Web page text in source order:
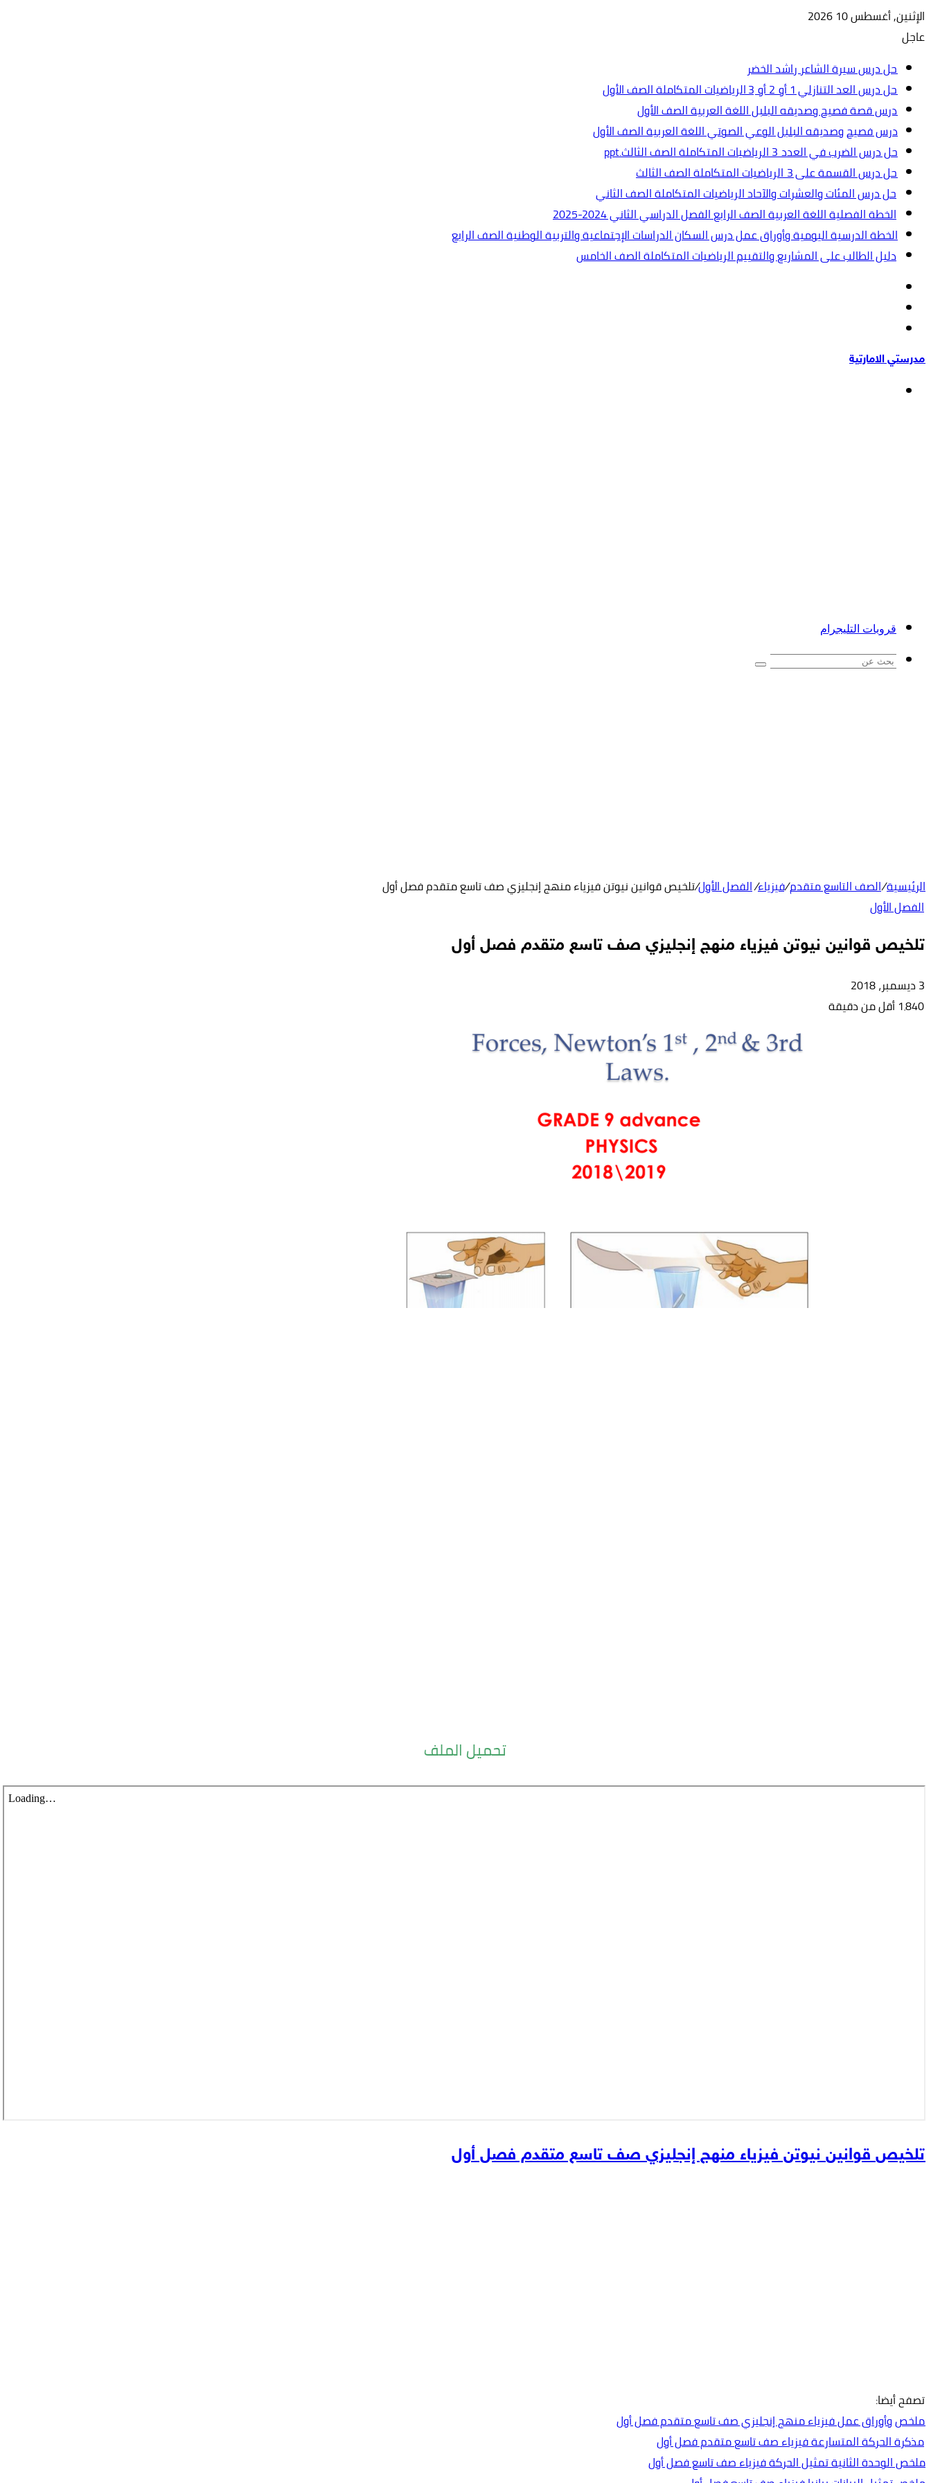
الإثنين, أغسطس 10 2026
عاجل
حل درس سيرة الشاعر راشد الخضر
حل درس العد التنازلي 1 أو 2 أو 3 الرياضيات المتكاملة الصف الأول
درس قصة فصيح وصديقه البلبل اللغة العربية الصف الأول
درس فصيح وصديقه البلبل الوعي الصوتي اللغة العربية الصف الأول
حل درس الضرب في العدد 3 الرياضيات المتكاملة الصف الثالث.ppt
حل درس القسمة على 3 الرياضيات المتكاملة الصف الثالث
حل درس المئات والعشرات والآحاد الرياضيات المتكاملة الصف الثاني
الخطة الفصلية اللغة العربية الصف الرابع الفصل الدراسي الثاني 2024-2025
الخطة الدرسية اليومية وأوراق عمل درس السكان الدراسات الإجتماعية والتربية الوطنية الصف الرابع
دليل الطالب على المشاريع والتقييم الرياضيات المتكاملة الصف الخامس
عمود
جانبي
مدرستي الامارتية
قروبات التليجرام
بحث
الرئيسية/الصف التاسع متقدم/فيزياء/الفصل الأول/تلخيص قوانين نيوتن فيزياء منهج إنجليزي صف تاسع متقدم فصل أول
الفصل الأول
تلخيص قوانين نيوتن فيزياء منهج إنجليزي صف تاسع متقدم فصل أول
3 ديسمبر، 2018
1٬840 أقل من دقيقة
تحميل الملف
تلخيص قوانين نيوتن فيزياء منهج إنجليزي صف تاسع متقدم فصل أول
تصفح أيضا:
ملخص وأوراق عمل فيزياء منهج إنجليزي صف تاسع متقدم فصل أول
مذكرة الحركة المتسارعة فيزياء صف تاسع متقدم فصل أول
ملخص الوحدة الثانية تمثيل الحركة فيزياء صف تاسع فصل أول